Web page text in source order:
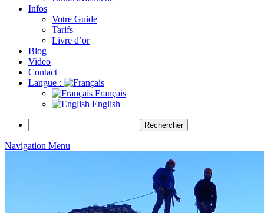
Infos
Votre Guide
Tarifs
Livre d’or
Blog
Video
Contact
Langue :
Français
English
Navigation Menu